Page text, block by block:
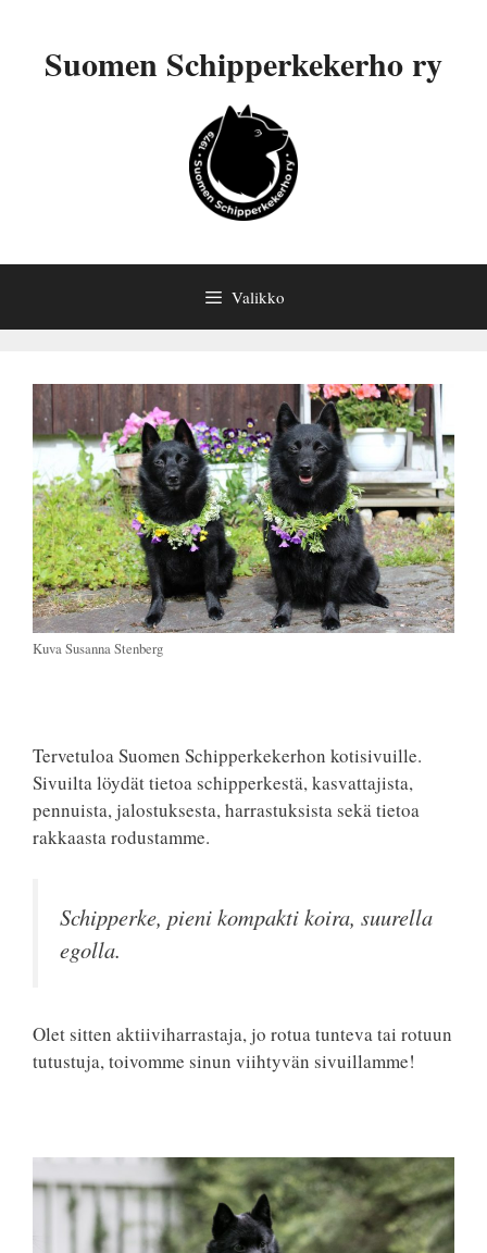
Suomen Schipperkekerho ry
Valikko
Kuva Susanna Stenberg
Tervetuloa Suomen Schipperkekerhon kotisivuille.
Sivuilta löydät tietoa schipperkestä, kasvattajista,
pennuista, jalostuksesta, harrastuksista sekä tietoa
rakkaasta rodustamme.
Schipperke, pieni kompakti koira, suurella
egolla.
Olet sitten aktiiviharrastaja, jo rotua tunteva tai rotuun
tutustuja, toivomme sinun viihtyvän sivuillamme!